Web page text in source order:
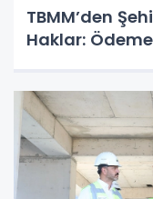
TBMM’den
Haklar: